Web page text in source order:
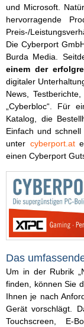
und Microsoft.
hervorragende
Preis-/
Die Cyberport
Burda Media.
einem der
digitaler
News,
„Cyberbloc“. Für
Katalog, die
Einfach und
unter cyberport.at
einen Cyberport
Das
Um in der Rubrik
finden, können Sie
Ihnen je nach
Gerät vorschlägt.
Touchscreen, E-